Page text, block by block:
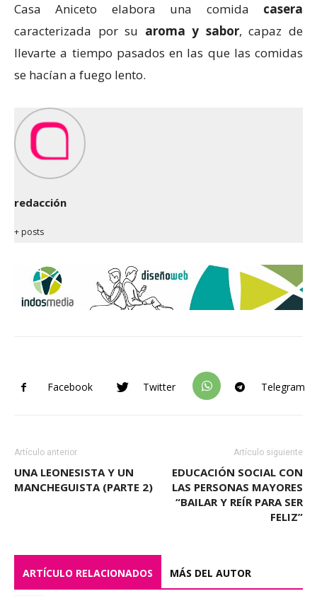
Casa Aniceto elabora una comida casera
caracterizada por su aroma y sabor, capaz de
llevarte a tiempo pasados en las que las comidas
se hacían a fuego lento.
redacción
+ posts
Facebook Twitter Telegram
Artículo anterior
UNA LEONESISTA Y UN
MANCHEGUISTA (PARTE 2)
Artículo siguiente
EDUCACIÓN SOCIAL CON
LAS PERSONAS MAYORES
“BAILAR Y REÍR PARA SER
FELIZ”
ARTÍCULO RELACIONADOS MÁS DEL AUTOR